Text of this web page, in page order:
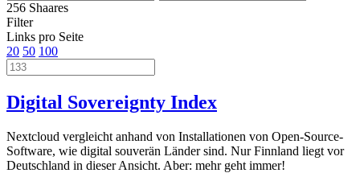
256 Shaares
Filter
Links pro Seite
20 50 100
Digital Sovereignty Index
Nextcloud vergleicht anhand von Installationen von Open-Source-
Software, wie digital souverän Länder sind. Nur Finnland liegt vor
Deutschland in dieser Ansicht. Aber: mehr geht immer!